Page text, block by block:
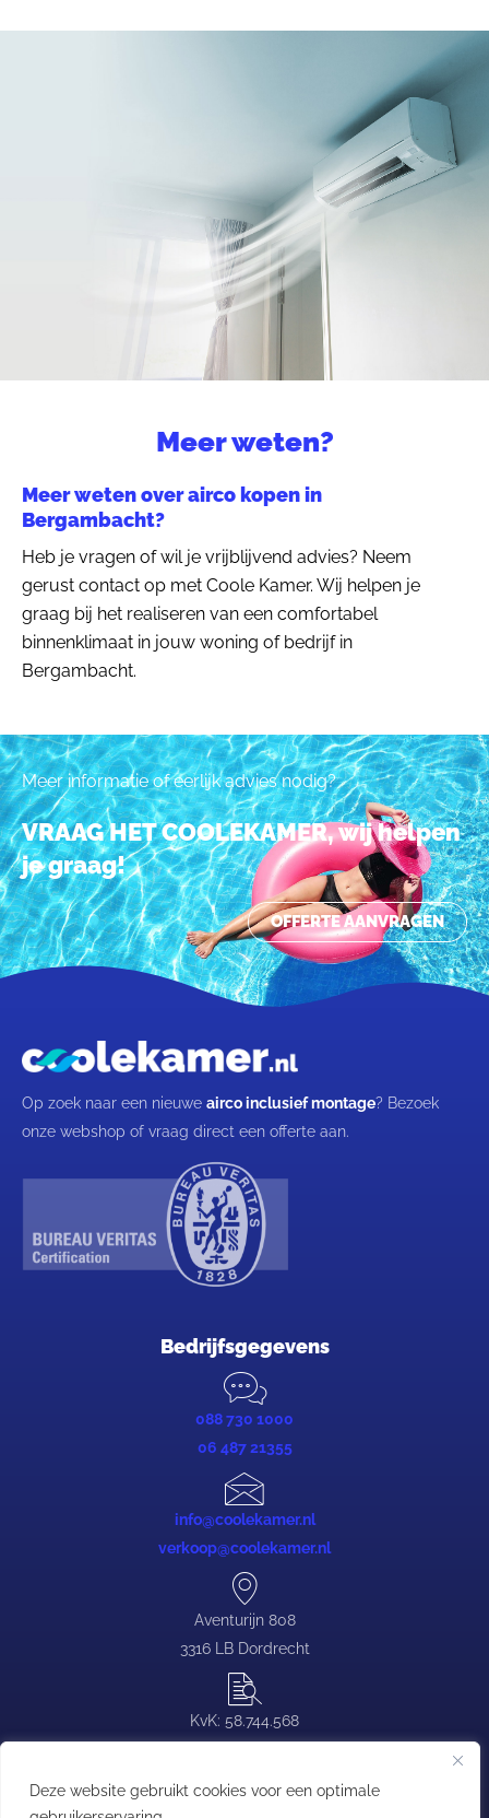
Deze website gebruikt cookies voor een optimale
Meer weten?
Meer weten over airco kopen in
Bergambacht?
Heb je vragen of wil je vrijblijvend advies? Neem
gerust contact op met Coole Kamer. Wij helpen je
graag bij het realiseren van een comfortabel
binnenklimaat in jouw woning of bedrijf in
Bergambacht.
Meer informatie of eerlijk advies nodig?
VRAAG HET COOLEKAMER, wij helpen
je graag!
OFFERTE AANVRAGEN
Op zoek naar een nieuwe airco inclusief montage? Bezoek
onze webshop of vraag direct een offerte aan.
Bedrijfsgegevens
088 730 1000
06 487 21355
info@coolekamer.nl
verkoop@coolekamer.nl
Aventurijn 808
3316 LB Dordrecht
KvK: 58.744.568